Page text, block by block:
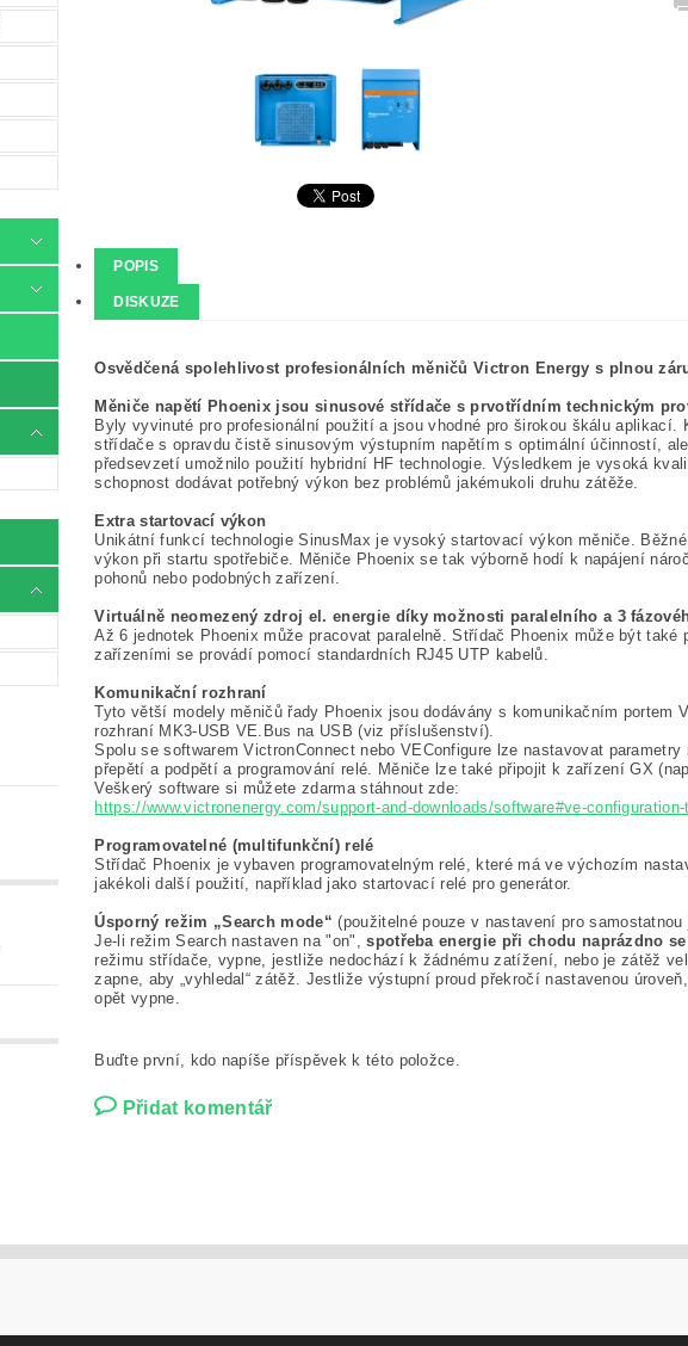
POPIS
DISKUZE
Osvědčená spolehlivost profesionálních měničů Victron Energy s plnou
Měniče napětí Phoenix jsou sinusové střídače s prvotřídním technickým
Byly vyvinuté pro profesionální použití a jsou vhodné pro širokou škálu
střídače s opravdu čistě sinusovým výstupním napětím s optimální účinností,
předsevzetí umožnilo použití hybridní HF technologie. Výsledkem je vysoká
schopnost dodávat potřebný výkon bez problémů jakémukoli druhu zátěže.
Extra startovací výkon
Unikátní funkcí technologie SinusMax je vysoký startovací výkon měniče.
výkon při startu spotřebiče. Měniče Phoenix se tak výborně hodí k napájení
pohonů nebo podobných zařízení.
Virtuálně neomezený zdroj el. energie díky možnosti paralelního a 3
Až 6 jednotek Phoenix může pracovat paralelně. Střídač Phoenix může být
zařízeními se provádí pomocí standardních RJ45 UTP kabelů.
Komunikační rozhraní
Tyto větší modely měničů řady Phoenix jsou dodávány s komunikačním
rozhraní MK3-USB VE.Bus na USB (viz příslušenství).
Spolu se softwarem VictronConnect nebo VEConfigure lze nastavovat
přepětí a podpětí a programování relé. Měniče lze také připojit k zařízení GX
Veškerý software si můžete zdarma stáhnout zde:
https://www.victronenergy.com/support-and-downloads/software#ve-
Programovatelné (multifunkční) relé
Střídač Phoenix je vybaven programovatelným relé, které má ve výchozím
jakékoli další použití, například jako startovací relé pro generátor.
Úsporný režim „Search mode“(použitelné pouze v nastavení pro samostatnou
Je-li režim Search nastaven na "on",spotřeba energie při chodu naprázdno
režimu střídače, vypne, jestliže nedochází k žádnému zatížení, nebo je zátěž
zapne, aby „vyhledal“ zátěž. Jestliže výstupní proud překročí nastavenou
opět vypne.
Buďte první, kdo napíše příspěvek k této položce.
Přidat komentář